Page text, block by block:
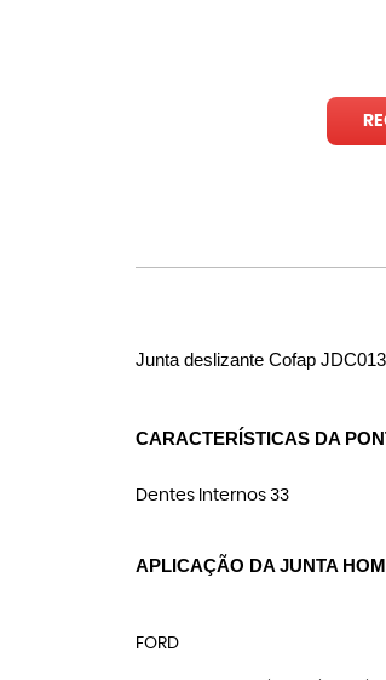
Junta deslizante Cofap
CARACTERÍSTICAS DA
Dentes Internos 33
APLICAÇÃO DA JUNTA
FORD